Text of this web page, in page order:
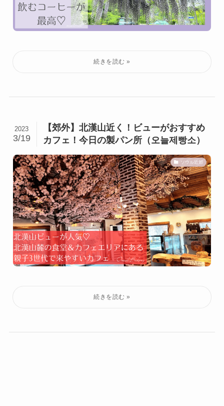
【郊外】北漢山近く！ビューがおすすめ
カフェ！今日の製パン所（오늘제빵소）
2023
3/19
ソウル近郊